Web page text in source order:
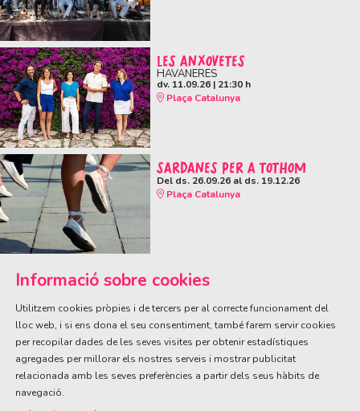
LES ANXOVETES
HAVANERES
dv. 11.09.26| 21:30 h
Plaça Catalunya
SARDANES PER A TOTHOM
Del ds. 26.09.26al ds. 19.12.26
Plaça Catalunya
ÀREA DE CULTURA
Olivareta, 38 · T. 972 83 00 05
cultura@llagostera.cat
Sitemap
Informació sobre cookies
Utilitzem cookies pròpies i de tercers per al correcte funcionament del
lloc web, i si ens dona el seu consentiment, també farem servir cookies
per recopilar dades de les seves visites per obtenir estadístiques
agregades per millorar els nostres serveis i mostrar publicitat
relacionada amb les seves preferències a partir dels seus hàbits de
navegació.